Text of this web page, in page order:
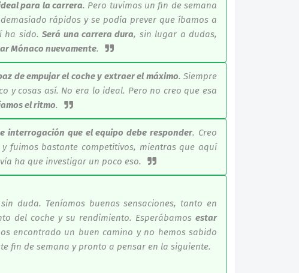
para la carrera. Pero tuvimos un fin de semana
rápidos y se podía prever que íbamos a
ha sido.Será una carrera dura, sin lugar a dudas,
Mónaco nuevamente.
de empujar el coche y extraer el máximo. Siempre
y cosas así. No era lo ideal. Pero no creo que esa
el ritmo.
interrogación que el equipo debe responder. Creo
fuimos bastante competitivos, mientras que aquí
ha que investigar un poco eso.
duda. Teníamos buenas sensaciones, tanto en
del coche y su rendimiento. Esperábamos estar
encontrado un buen camino y no hemos sabido
fin de semana y pronto a pensar en la siguiente.